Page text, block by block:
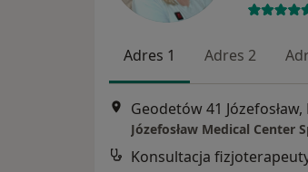
Adres 1 Adres 2
Geodetów 41
Józefosław Medical Center
Konsultacja